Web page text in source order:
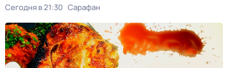
Сегодня в 21:30 Сарафан